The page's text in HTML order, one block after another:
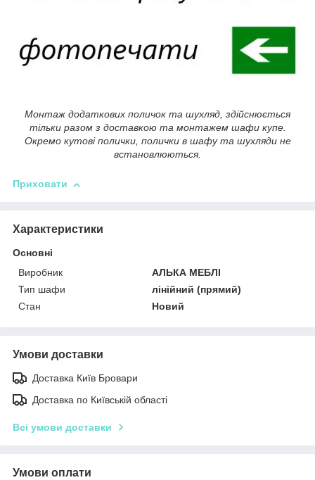
Монтаж додаткових поличок та шухляд, здійснюється
тільки разом з доставкою та монтажем шафи купе.
Окремо кутові полички, полички в шафу та шухляди не
встановлюються.
Приховати
Характеристики
Основні
Виробник
АЛЬКА МЕБЛІ
Тип шафи
лінійний (прямий)
Стан
Новий
Умови доставки
Доставка Київ Бровари
Доставка по Київській області
Всі умови доставки
Умови оплати